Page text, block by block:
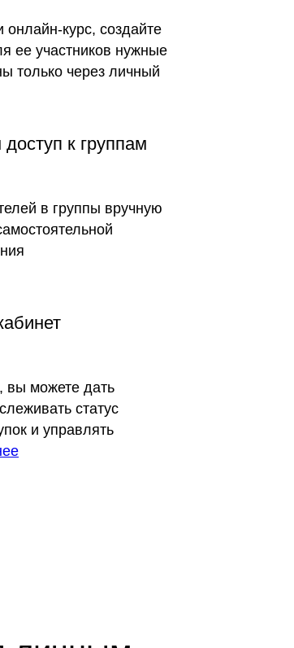
вы можете дать
статус
и управлять
к группам
курс, создайте
ее участников нужные
только через личный
в группы вручную